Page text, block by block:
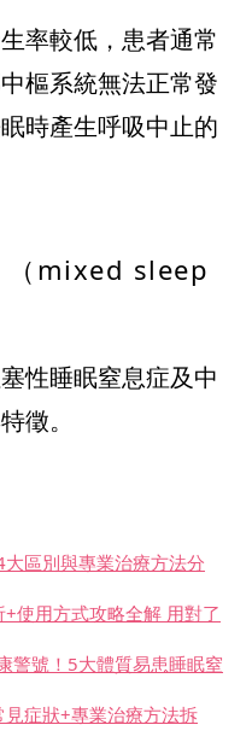
率較低，患者通常
樞系統無法正常發
時產生呼吸中止的
（mixed sleep
性睡眠窒息症及中
徵。
區別與專業治療方法分
使用方式攻略全解 用對了
警號！5大體質易患睡眠窒
症狀+專業治療方法拆